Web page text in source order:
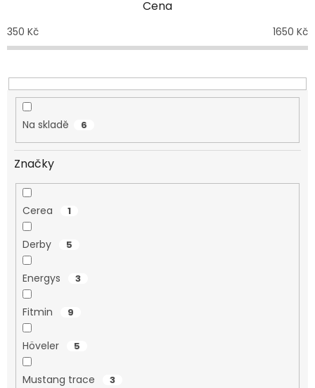
o
d
k
t
Cena
350 Kč 1650 Kč
Na skladě 6
Značky
Cerea 1
Derby 5
Energys 3
Fitmin 9
Höveler 5
Mustang trace 3